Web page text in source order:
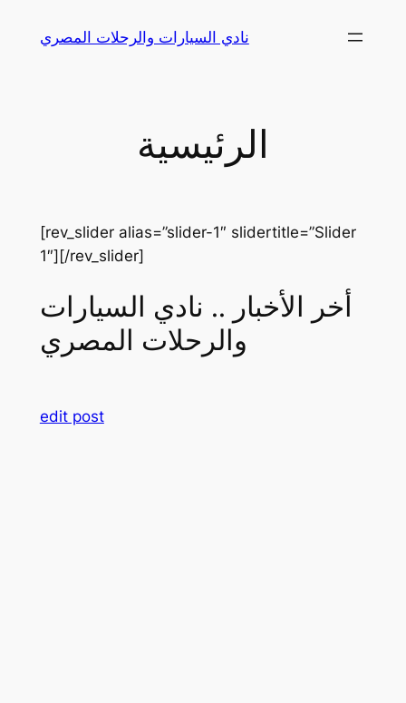
نادي السيارات والرحلات المصري
الرئيسية
[rev_slider alias=”slider-1″ slidertitle=”Slider
1″][/rev_slider]
أخر الأخبار .. نادي السيارات
والرحلات المصري
edit post